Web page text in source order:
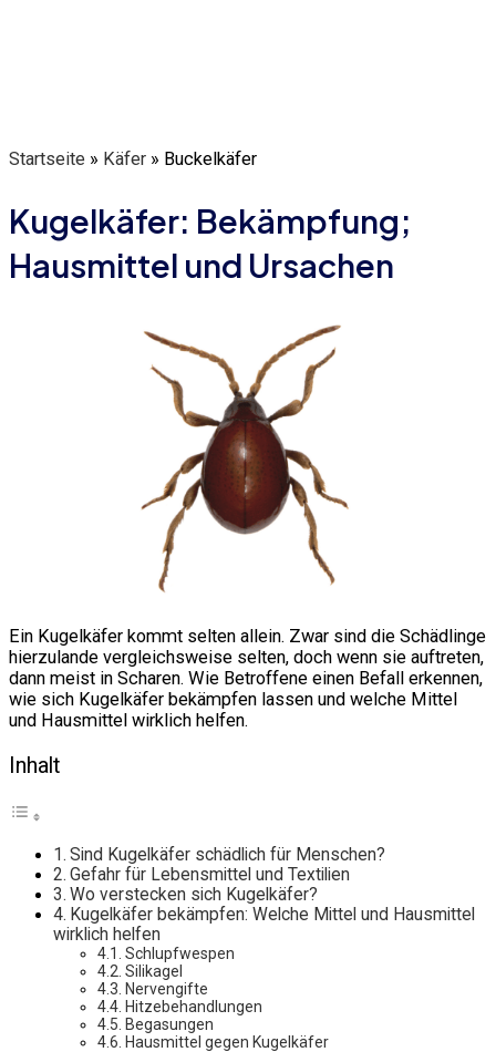
Startseite » Käfer » Buckelkäfer
Kugelkäfer: Bekämpfung;
Hausmittel und Ursachen
Ein Kugelkäfer kommt selten allein. Zwar sind die Schädlinge
hierzulande vergleichsweise selten, doch wenn sie auftreten,
dann meist in Scharen. Wie Betroffene einen Befall erkennen,
wie sich Kugelkäfer bekämpfen lassen und welche Mittel
und Hausmittel wirklich helfen.
Inhalt
Sind Kugelkäfer schädlich für Menschen?
Gefahr für Lebensmittel und Textilien
Wo verstecken sich Kugelkäfer?
Kugelkäfer bekämpfen: Welche Mittel und Hausmittel
wirklich helfen
Schlupfwespen
Silikagel
Nervengifte
Hitzebehandlungen
Begasungen
Hausmittel gegen Kugelkäfer